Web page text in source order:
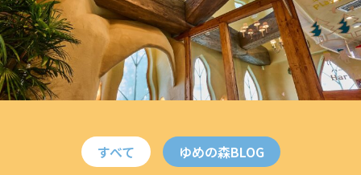
すべて ゆめの森BLOG